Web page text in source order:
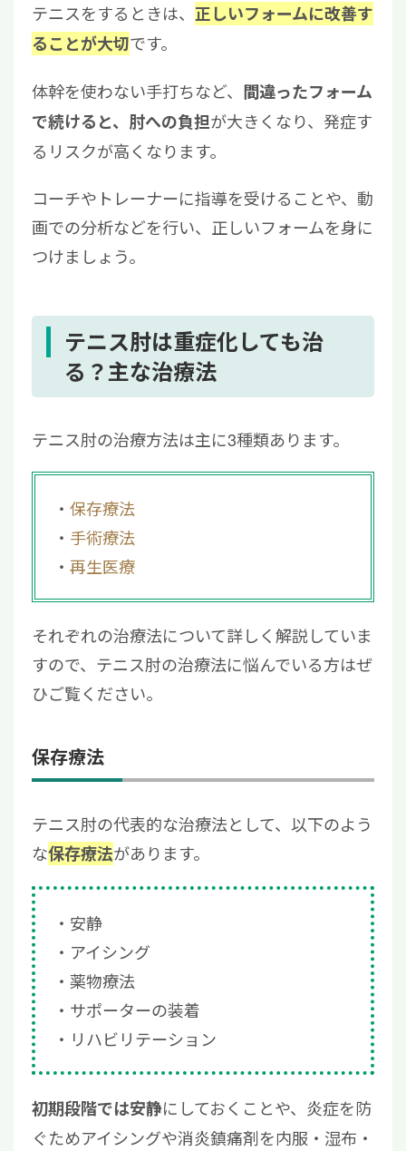
テニスをするときは、 正しいフォームに改善す
ることが大切です。
体幹を使わない手打ちなど、 間違ったフォーム
で続けると、肘への負担が大きくなり、発症す
るリスクが高くなります。
コーチやトレーナーに指導を受けることや、動
画での分析などを行い、正しいフォームを身に
つけましょう。
テニス肘は重症化しても治
る？主な治療法
テニス肘の治療方法は主に3種類あります。
保存療法
手術療法
再生医療
それぞれの治療法について詳しく解説していま
すので、テニス肘の治療法に悩んでいる方はぜ
ひご覧ください。
保存療法
テニス肘の代表的な治療法として、以下のよう
な保存療法があります。
安静
アイシング
薬物療法
サポーターの装着
リハビリテーション
初期段階では安静にしておくことや、炎症を防
ぐためアイシングや消炎鎮痛剤を内服・湿布・